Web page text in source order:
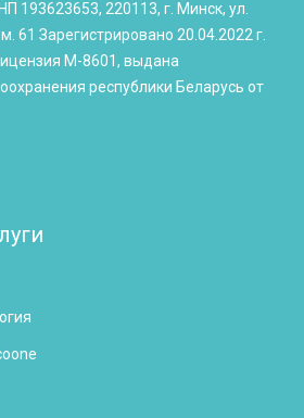
220113, г. Минск, ул.
61 Зарегистрировано 20.04.2022 г.
М-8601, выдана
республики Беларусь от